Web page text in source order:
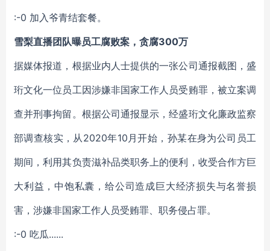
:-0 加入爷青结套餐。
雪梨直播团队曝员工腐败案，贪腐300万
据媒体报道，根据业内人士提供的一张公司通报截图，盛
珩文化一位员工因涉嫌非国家工作人员受贿罪，被立案调
查并刑事拘留。根据公司通报显示，经盛珩文化廉政监察
部调查核实，从2020年10月开始，孙某在身为公司员工
期间，利用其负责滋补品类职务上的便利，收受合作方巨
大利益，中饱私囊，给公司造成巨大经济损失与名誉损
害，涉嫌非国家工作人员受贿罪、职务侵占罪。
:-0 吃瓜......